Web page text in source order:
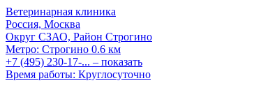
Ветеринарная клиника
Россия, Москва
Округ СЗАО, Район Строгино
Метро: Строгино 0.6 км
+7 (495) 230-17-... – показать
Время работы: Круглосуточно